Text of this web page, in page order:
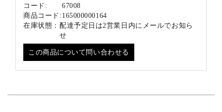
コード:
67008
商品コード: 165000000164
在庫状態： 配達予定日は2営業日内にメールでお知ら
せ
この商品について問い合わせる